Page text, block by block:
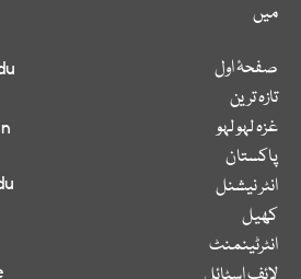
میں
صفحۂ اول
تازہ ترین
غزہ لہو لہو
پاکستان
انٹر نیشنل
کھیل
انٹرٹینمنٹ